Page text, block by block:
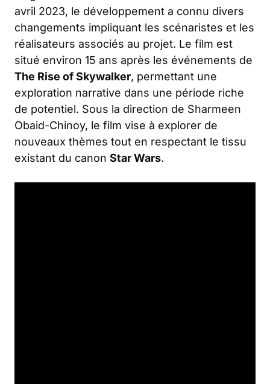
avril 2023, le développement a connu divers
changements impliquant les scénaristes et les
réalisateurs associés au projet. Le film est
situé environ 15 ans après les événements de
The Rise of Skywalker, permettant une
exploration narrative dans une période riche
de potentiel. Sous la direction de Sharmeen
Obaid-Chinoy, le film vise à explorer de
nouveaux thèmes tout en respectant le tissu
existant du canon Star Wars.